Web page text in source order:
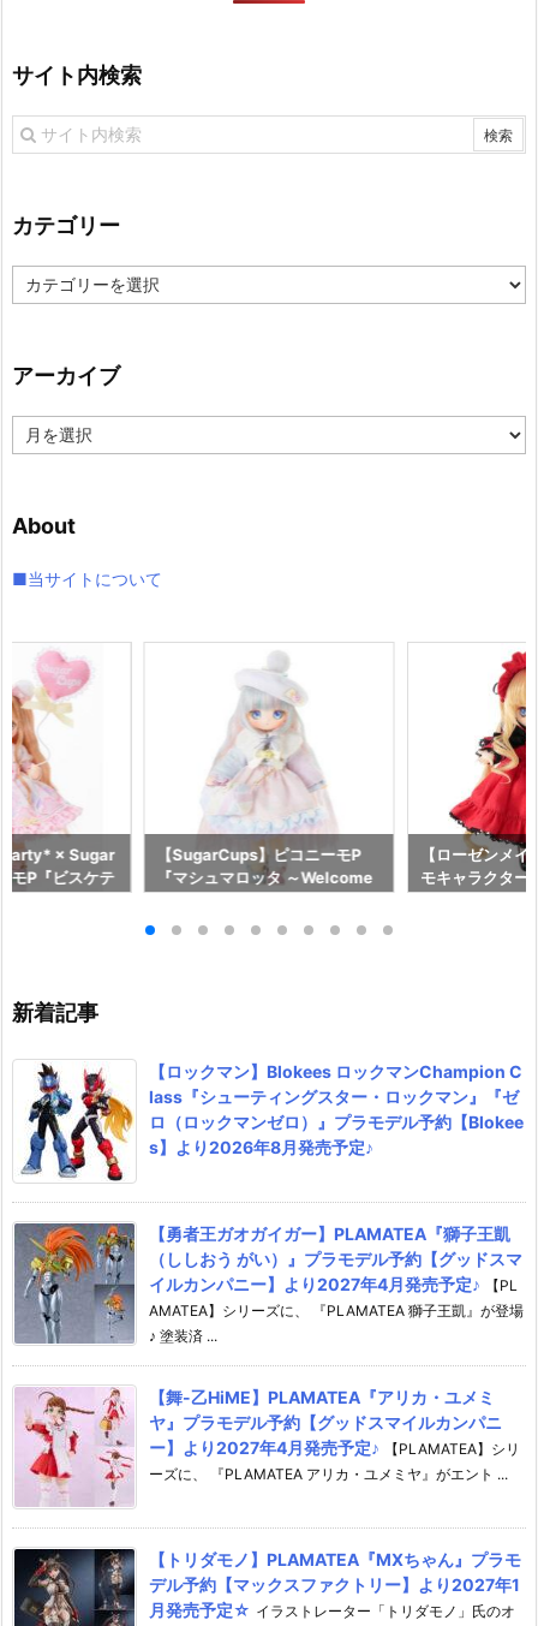
サイト内検索
カテゴリー
テ
ー
アーカイブ
ー
ブ
About
■当サイトについて
Party* × Sugar
モP『ビスケテ
【SugarCups】ピコニーモP
『マシュマロッタ ～Welcome
～』シュガーカップス 1/12 ドー
【ローゼンメ
モキャラクター
新着記事
【ロックマン】Blokees ロックマンChampion C
lass『シューティングスター・ロックマン』『ゼ
ロ（ロックマンゼロ）』プラモデル予約【Blokee
s】より2026年8月発売予定♪
【勇者王ガオガイガー】PLAMATEA『獅子王凱
（ししおう がい）』プラモデル予約【グッドスマ
イルカンパニー】より2027年4月発売予定♪
【PL
AMATEA】シリーズに、 『PLAMATEA 獅子王凱』が登場
♪ 塗装済 ...
【舞-乙HiME】PLAMATEA『アリカ・ユメミ
ヤ』プラモデル予約【グッドスマイルカンパニ
ー】より2027年4月発売予定♪
【PLAMATEA】シリ
ーズに、 『PLAMATEA アリカ・ユメミヤ』がエント ...
【トリダモノ】PLAMATEA『MXちゃん』プラモ
デル予約【マックスファクトリー】より2027年1
月発売予定☆ イラストレーター「トリダモノ」氏のオ